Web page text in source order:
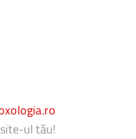
ul tău!